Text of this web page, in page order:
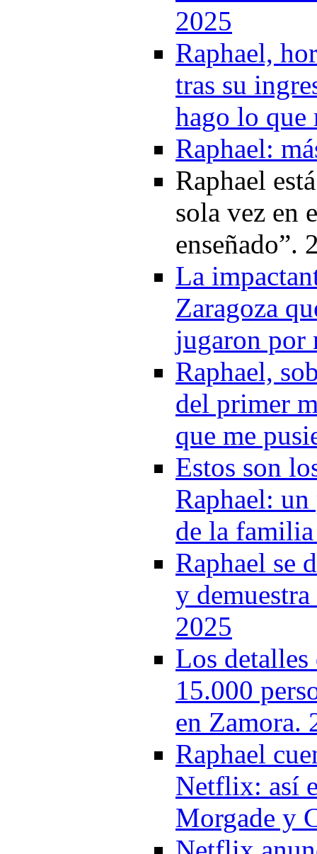
2025
Raphael,
tras su
hago lo que
Raphael:
Raphael
sola vez en
enseñado”.
La
Zaragoza
jugaron por
Raphael,
del primer
que me
Estos son
Raphael:
de la
Raphael se
y
2025
Los
15.000
en Zamora.
Raphael
Netflix: así
Morgade y